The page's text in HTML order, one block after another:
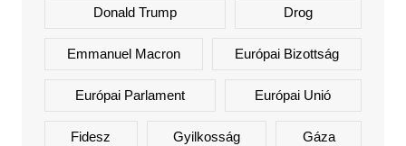
Donald Trump Drog
Emmanuel Macron Európai Bizottság
Európai Parlament Európai Unió
Fidesz Gyilkosság Gáza